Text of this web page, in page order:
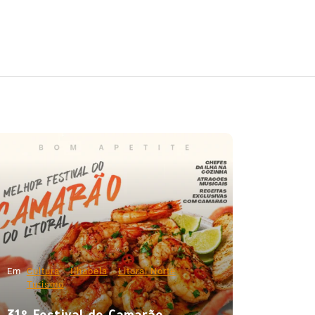
Em Cultura Ilhabela
Litoral Norte
Turismo